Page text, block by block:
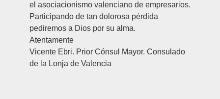
el asociacionismo valenciano de empresarios.
Participando de tan dolorosa pérdida
pediremos a Dios por su alma.
Atentamente
Vicente Ebri. Prior Cónsul Mayor. Consulado
de la Lonja de Valencia